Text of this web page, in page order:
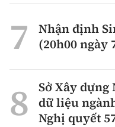
Nhận định
(20h00 ngày
Sở Xây dựng
dữ liệu
Nghị quyết